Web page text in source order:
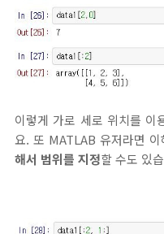
이렇게 가로 세로 위치를 이
요. 또 MATLAB 유저라면 이
해서 범위를 지정할 수도 있